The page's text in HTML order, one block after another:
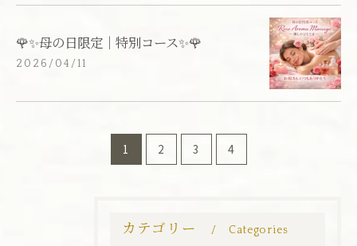
🌹✨母の日限定｜特別コース✨🌹
2026/04/11
1 2 3 4
カテゴリー Categories